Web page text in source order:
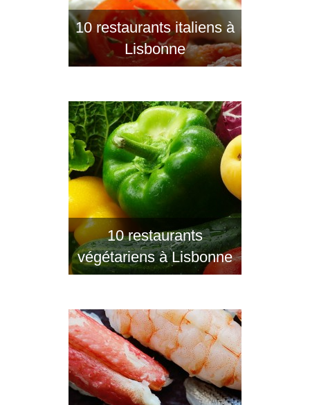
10 restaurants italiens à
Lisbonne
10 restaurants
végétariens à Lisbonne